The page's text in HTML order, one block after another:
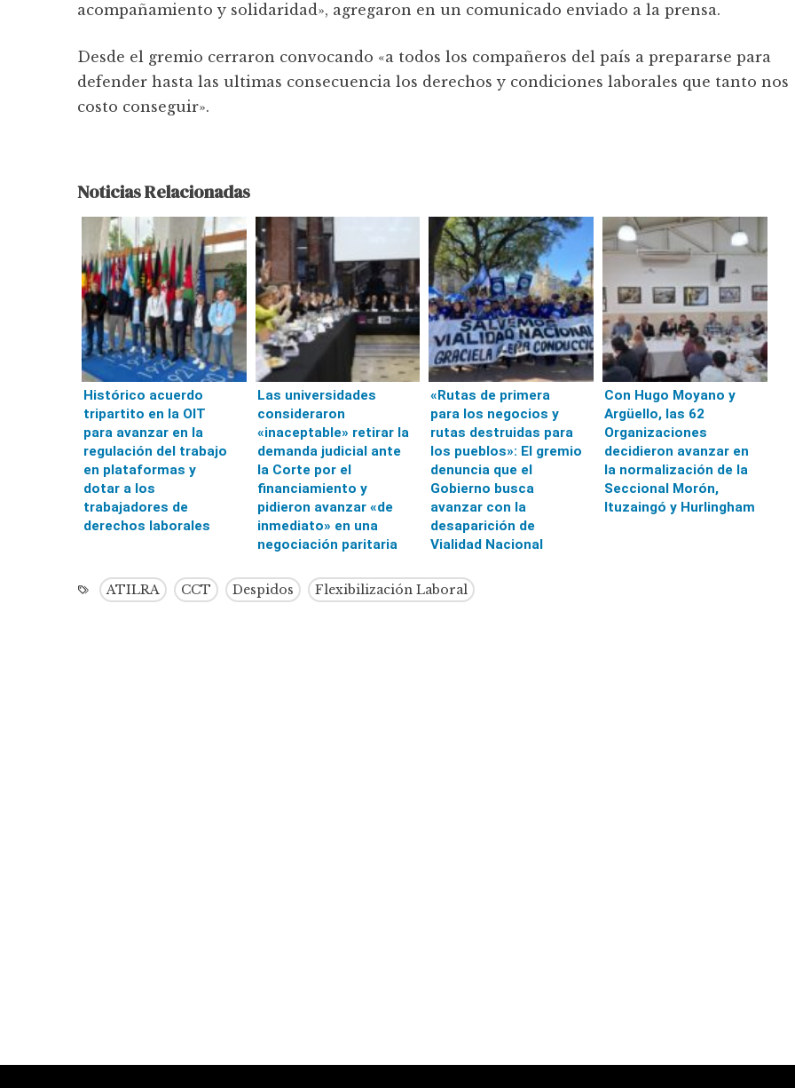
acompañamiento y solidaridad», agregaron en un comunicado enviado a la prensa.
Desde el gremio cerraron convocando «a todos los compañeros del país a prepararse para
defender hasta las ultimas consecuencia los derechos y condiciones laborales que tanto nos
costo conseguir».
Noticias Relacionadas
Histórico acuerdo
tripartito en la OIT
para avanzar en la
regulación del trabajo
en plataformas y
dotar a los
trabajadores de
derechos laborales
Las universidades
consideraron
«inaceptable» retirar la
demanda judicial ante
la Corte por el
financiamiento y
pidieron avanzar «de
inmediato» en una
negociación paritaria
«Rutas de primera
para los negocios y
rutas destruidas para
los pueblos»: El gremio
denuncia que el
Gobierno busca
avanzar con la
desaparición de
Vialidad Nacional
Con Hugo Moyano y
Argüello, las 62
Organizaciones
decidieron avanzar en
la normalización de la
Seccional Morón,
Ituzaingó y Hurlingham
ATILRA CCT Despidos Flexibilización Laboral